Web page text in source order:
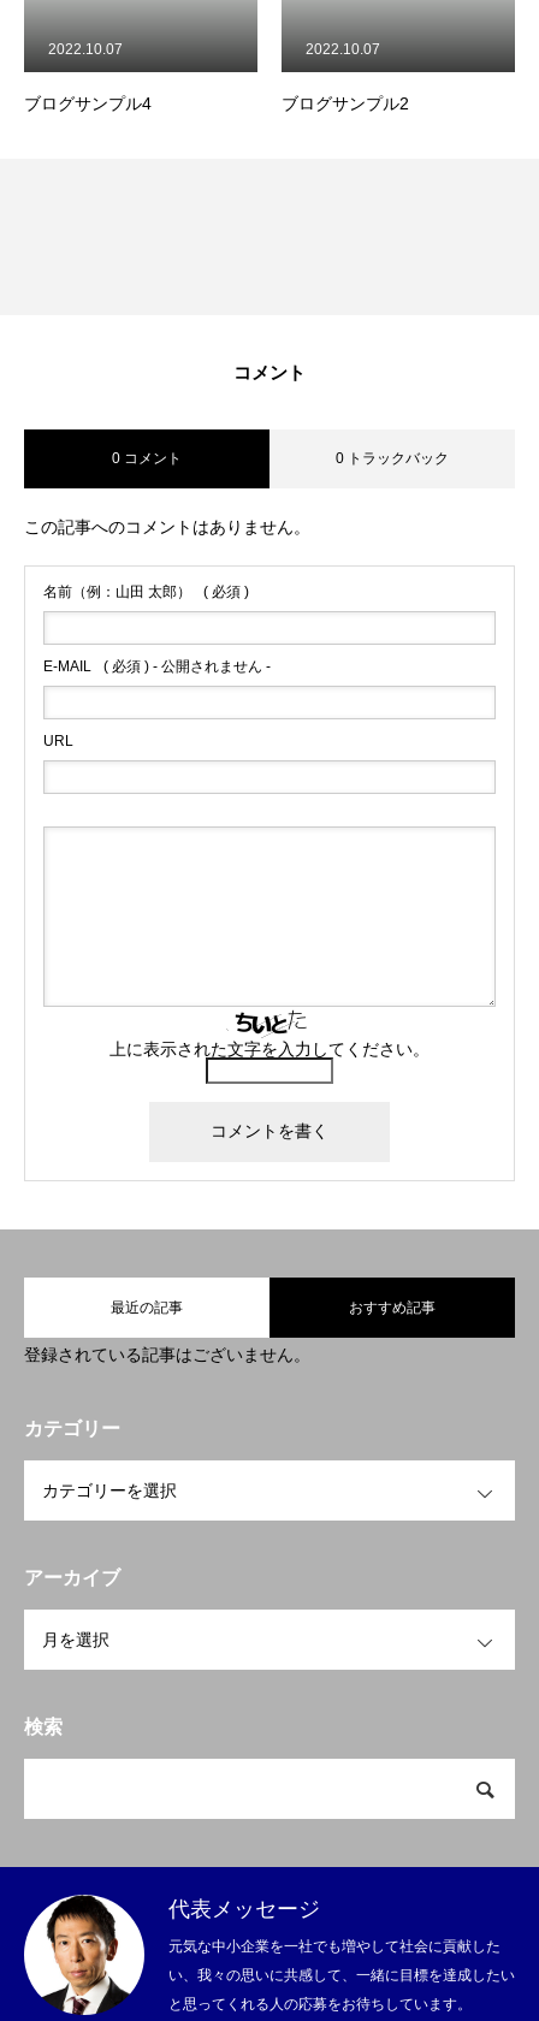
協会活動のご案内
会社概要
協会TOPへ
ブログサンプル4
2022.10.07
ブログサンプル2
2022.10.07
コメント
0 コメント 0 トラックバック
この記事へのコメントはありません。
名前（例：山田 太郎） ( 必須 )
E-MAIL ( 必須 ) - 公開されません -
URL
上に表示された文字を入力してください。
最近の記事 おすすめ記事
登録されている記事はございません。
カテゴリー
アーカイブ
検索
代表メッセージ
元気な中小企業を一社でも増やして社会に貢献した
い、我々の思いに共感して、一緒に目標を達成したい
と思ってくれる人の応募をお待ちしています。